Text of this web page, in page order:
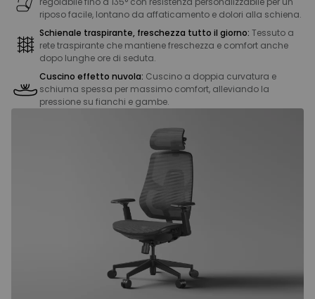
riposo facile, lontano da affaticamento e dolori alla schiena.
Schienale traspirante, freschezza tutto il giorno: Tessuto a
rete traspirante che mantiene freschezza e comfort anche
dopo lunghe ore di seduta.
Cuscino effetto nuvola: Cuscino a doppia curvatura e
schiuma spessa per massimo comfort, alleviando la
pressione su fianchi e gambe.